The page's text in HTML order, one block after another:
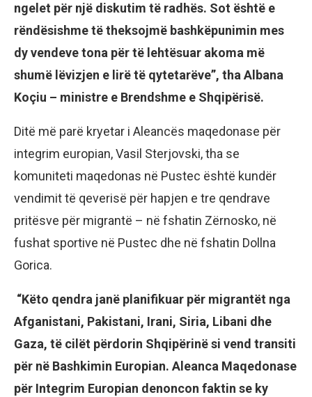
ngelet për një diskutim të radhës. Sot është e
rëndësishme të theksojmë bashkëpunimin mes
dy vendeve tona për të lehtësuar akoma më
shumë lëvizjen e lirë të qytetarëve”, tha Albana
Koçiu – ministre e Brendshme e Shqipërisë.
Ditë më parë kryetar i Aleancës maqedonase për
integrim europian, Vasil Sterjovski, tha se
komuniteti maqedonas në Pustec është kundër
vendimit të qeverisë për hapjen e tre qendrave
pritësve për migrantë – në fshatin Zërnosko, në
fushat sportive në Pustec dhe në fshatin Dollna
Gorica.
“Këto qendra janë planifikuar për migrantët nga
Afganistani, Pakistani, Irani, Siria, Libani dhe
Gaza, të cilët përdorin Shqipërinë si vend transiti
për në Bashkimin Europian. Aleanca Maqedonase
për Integrim Europian denoncon faktin se ky